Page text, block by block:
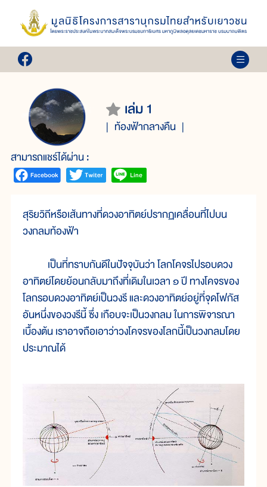
เล่ม 1
ท้องฟ้ากลางคืน
สามารถแชร์ได้ผ่าน :
สุริยวิถีหรือเส้นทางที่ดวงอาทิตย์ปรากฏเคลื่อนที่ไปบน
วงกลมท้องฟ้า
เป็นที่ทราบกันดีในปัจจุบันว่า โลกโคจรไปรอบดวง
อาทิตย์โดยย้อนกลับมาถึงที่เดิมในเวลา ๑ ปี ทางโคจรของ
โลกรอบดวงอาทิตย์เป็นวงรี และดวงอาทิตย์อยู่ที่จุดโฟกัส
อันหนึ่งของวงรีนี้ ซึ่ง เกือบจะเป็นวงกลม ในการพิจารณา
เบื้องต้น เราอาจถือเอาว่าวงโคจรของโลกนี้เป็นวงกลมโดย
ประมาณได้